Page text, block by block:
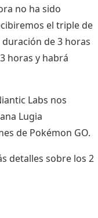
no ha sido
el triple de
de 3 horas
horas y habrá
Labs nos
Lugia
de Pokémon GO.
detalles sobre los 2